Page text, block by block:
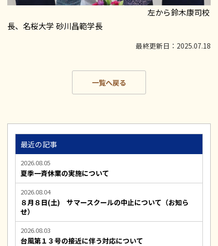
左から鈴木康司校
長、名桜大学 砂川昌範学長
最終更新日：2025.07.18
一覧へ戻る
最近の記事
2026.08.05
夏季一斉休業の実施について
2026.08.04
８月８日(土) サマースクールの中止について（お知ら
せ）
2026.08.03
台風第１３号の接近に伴う対応について